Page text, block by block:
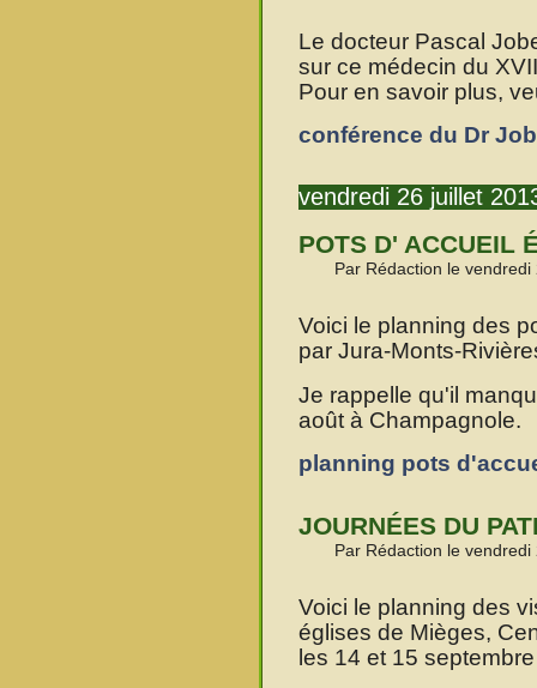
Le docteur Pascal
sur ce médecin du
Pour en savoir plus,
conférence du Dr
vendredi 26 juillet
POTS D' ACCUEIL
Par Rédaction le
Voici le planning des
par Jura-Monts-
Je rappelle qu'il
août à Champagnole.
planning pots
JOURNÉES DU
Par Rédaction le
Voici le planning des
églises de Mièges,
les 14 et 15